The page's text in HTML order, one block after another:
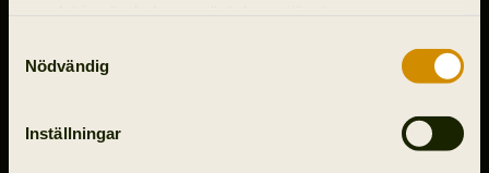
Nödvändig
Inställningar
Outfit International A/S
Denmark